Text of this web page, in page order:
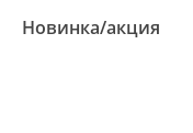
Новинка/акция